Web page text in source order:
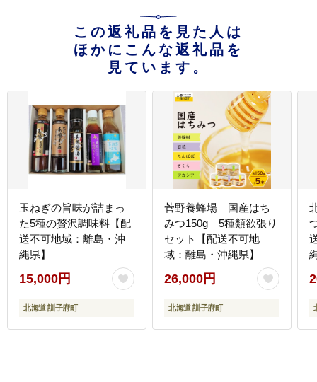
この返礼品を見た人は
ほかにこんな返礼品を
見ています。
玉ねぎの旨味が詰まっ
た5種の贅沢調味料【配
送不可地域：離島・沖
縄県】
15,000円
北海道 訓子府町
菅野養蜂場 国産はち
みつ150g 5種類欲張り
セット【配送不可地
域：離島・沖縄県】
26,000円
北海道 訓子府町